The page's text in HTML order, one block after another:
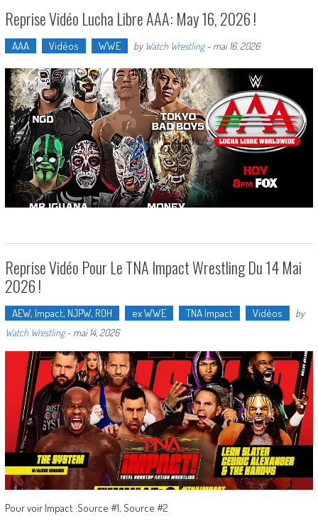
Reprise Vidéo Lucha Libre AAA: May 16, 2026 !
AAA Vidéos WWE by Watch Wrestling- mai 16, 2026
Reprise Vidéo Pour Le TNA Impact Wrestling Du 14 Mai
2026 !
AEW, Impact, NJPW, ROH ex WWE TNA Impact Vidéos
by
Watch Wrestling- mai 14, 2026
Pour voir Impact :Source #1, Source #2